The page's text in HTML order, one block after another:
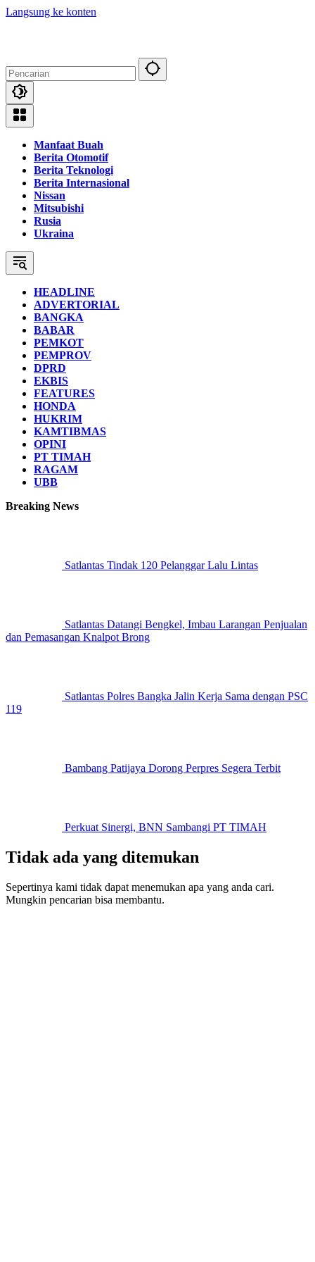
Langsung ke konten
Manfaat Buah
Berita Otomotif
Berita Teknologi
Berita Internasional
Nissan
Mitsubishi
Rusia
Ukraina
HEADLINE
ADVERTORIAL
BANGKA
BABAR
PEMKOT
PEMPROV
DPRD
EKBIS
FEATURES
HONDA
HUKRIM
KAMTIBMAS
OPINI
PT TIMAH
RAGAM
UBB
Breaking News
Satlantas Tindak 120 Pelanggar Lalu Lintas
Satlantas Datangi Bengkel, Imbau Larangan Penjualan
dan Pemasangan Knalpot Brong
Satlantas Polres Bangka Jalin Kerja Sama dengan PSC
119
Bambang Patijaya Dorong Perpres Segera Terbit
Perkuat Sinergi, BNN Sambangi PT TIMAH
Tidak ada yang ditemukan
Sepertinya kami tidak dapat menemukan apa yang anda cari.
Mungkin pencarian bisa membantu.